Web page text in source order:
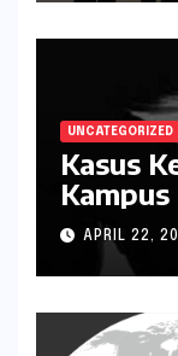
UNCATEGORIZED
Kasus
Pola
APRIL 22,